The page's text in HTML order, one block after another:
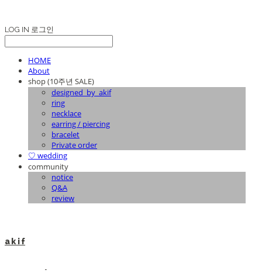
LOG IN 로그인
HOME
About
shop (10주년 SALE)
designed_by_akif
ring
necklace
earring / piercing
bracelet
Private order
♡ wedding
community
notice
Q&A
review
a k i f